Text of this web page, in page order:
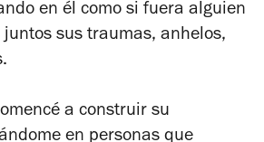
en él como si fuera alguien
juntos sus traumas, anhelos,
a construir su
en personas que